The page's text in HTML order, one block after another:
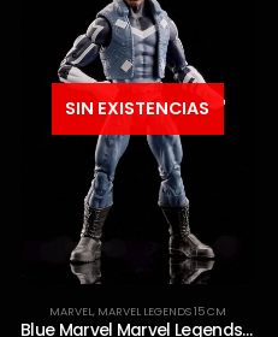
SIN EXISTENCIAS
MARVEL, MARVEL LEGENDS 15 CM
Blue Marvel Marvel Legends Figura 15 cm Hasbro